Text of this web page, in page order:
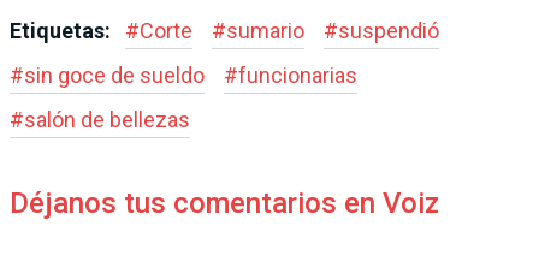
Etiquetas: #Corte #sumario #suspendió
#sin goce de sueldo #funcionarias
#salón de bellezas
Déjanos tus comentarios en Voiz